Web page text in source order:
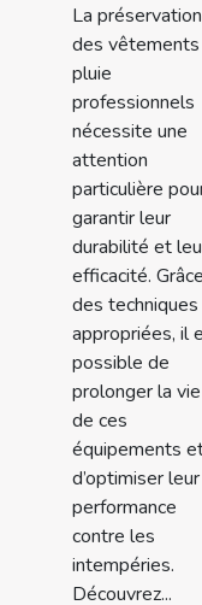
La préservation
des
pluie
professionnels
nécessite une
attention
particulière
garantir leur
durabilité et
efficacité.
des techniques
appropriées, il
possible de
prolonger la vie
de ces
équipements
d’optimiser leur
performance
contre les
intempéries.
Découvrez...